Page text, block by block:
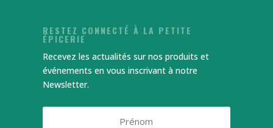
RESTEZ CONNECTÉ À LA PETITE
ÉPICERIE
Recevez les actualités sur nos produits et
événements en vous inscrivant à notre
Newsletter.